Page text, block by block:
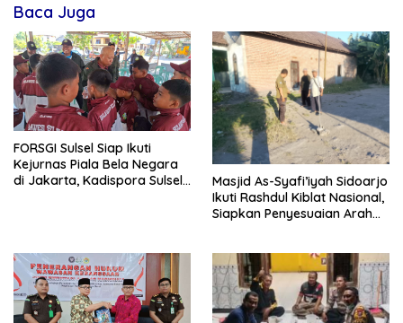
Baca Juga
FORSGI Sulsel Siap Ikuti
Kejurnas Piala Bela Negara
di Jakarta, Kadispora Sulsel
Masjid As-Syafi’iyah Sidoarjo
Ikuti Rashdul Kiblat Nasional,
Siapkan Penyesuaian Arah